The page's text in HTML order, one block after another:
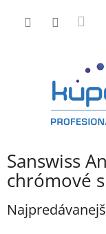
Sanswiss
chrómové